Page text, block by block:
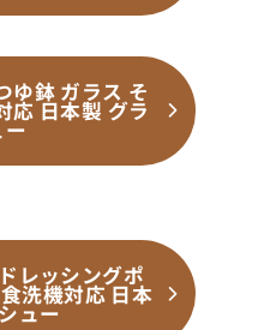
ゆ鉢 ガラス そ
応 日本製 グラ
ー
レッシングポ
洗機対応 日本
ュー